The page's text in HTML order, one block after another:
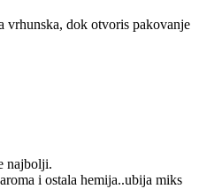
vrhunska, dok otvoris pakovanje
najbolji.
i ostala hemija..ubija miks